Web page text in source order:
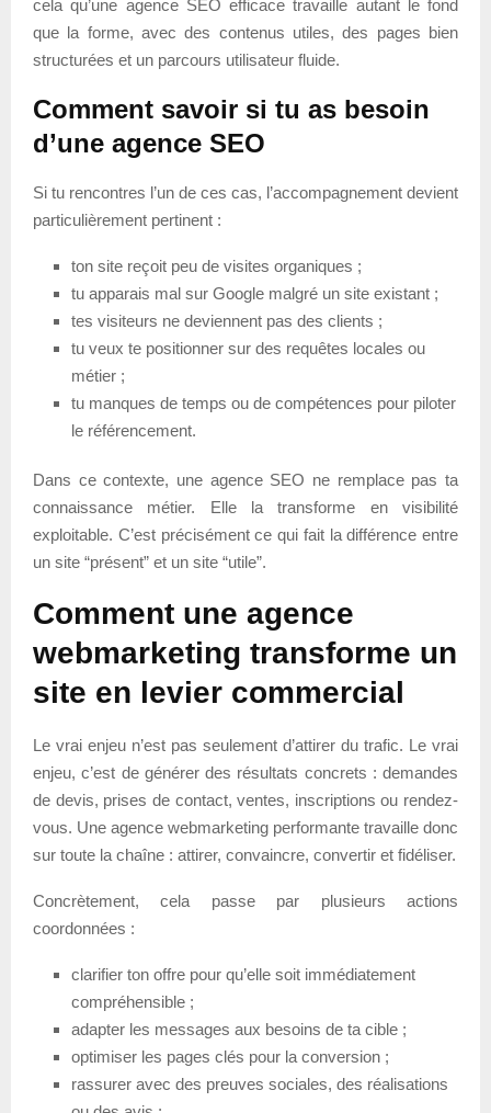
cela qu’une agence SEO efficace travaille autant le fond
que la forme, avec des contenus utiles, des pages bien
structurées et un parcours utilisateur fluide.
Comment savoir si tu as besoin
d’une agence SEO
Si tu rencontres l’un de ces cas, l’accompagnement devient
particulièrement pertinent :
ton site reçoit peu de visites organiques ;
tu apparais mal sur Google malgré un site existant ;
tes visiteurs ne deviennent pas des clients ;
tu veux te positionner sur des requêtes locales ou
métier ;
tu manques de temps ou de compétences pour piloter
le référencement.
Dans ce contexte, une agence SEO ne remplace pas ta
connaissance métier. Elle la transforme en visibilité
exploitable. C’est précisément ce qui fait la différence entre
un site “présent” et un site “utile”.
Comment une agence
webmarketing transforme un
site en levier commercial
Le vrai enjeu n’est pas seulement d’attirer du trafic. Le vrai
enjeu, c’est de générer des résultats concrets : demandes
de devis, prises de contact, ventes, inscriptions ou rendez-
vous. Une agence webmarketing performante travaille donc
sur toute la chaîne : attirer, convaincre, convertir et fidéliser.
Concrètement, cela passe par plusieurs actions
coordonnées :
clarifier ton offre pour qu’elle soit immédiatement
compréhensible ;
adapter les messages aux besoins de ta cible ;
optimiser les pages clés pour la conversion ;
rassurer avec des preuves sociales, des réalisations